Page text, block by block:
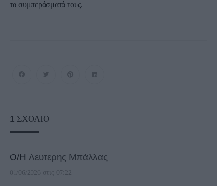
τα συμπεράσματά τους.
1 ΣΧΌΛΙΟ
Ο/Η Λευτερης Μπάλλας
01/06/2026 στις 07:22